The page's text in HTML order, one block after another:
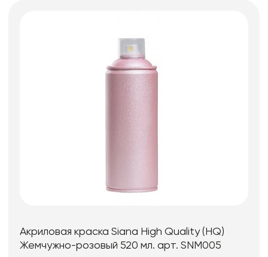
Акриловая краска Siana High Quality (HQ)
Жемчужно-розовый 520 мл. арт. SNM005